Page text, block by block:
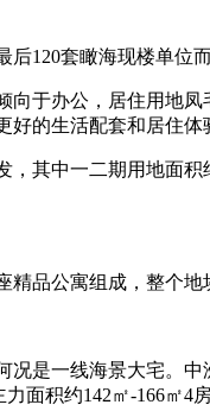
套瞰海现楼单位而
办公，居住用地凤
好的生活配套和居住
中一二期用地面积
公寓组成，整个地
一线海景大宅。中
面积约142㎡-166㎡4